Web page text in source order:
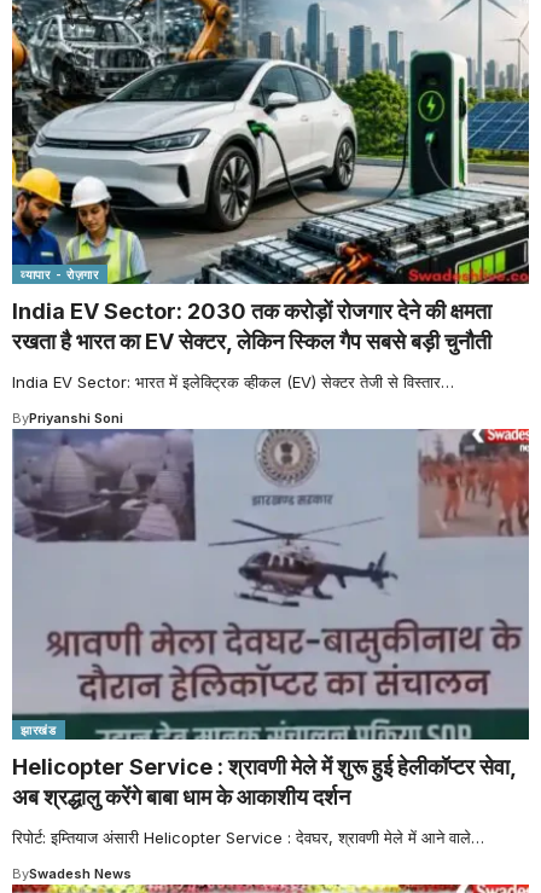
व्यापार - रोज़गार
India EV Sector: 2030 तक करोड़ों रोजगार देने की क्षमता
रखता है भारत का EV सेक्टर, लेकिन स्किल गैप सबसे बड़ी चुनौती
India EV Sector: भारत में इलेक्ट्रिक व्हीकल (EV) सेक्टर तेजी से विस्तार…
ByPriyanshi Soni
झारखंड
Helicopter Service : श्रावणी मेले में शुरू हुई हेलीकॉप्टर सेवा,
अब श्रद्धालु करेंगे बाबा धाम के आकाशीय दर्शन
रिपोर्ट: इम्तियाज अंसारी Helicopter Service : देवघर, श्रावणी मेले में आने वाले…
BySwadesh News